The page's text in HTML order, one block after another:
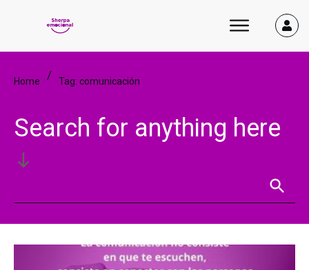
Home / Tag: comunicación
Search for anything here